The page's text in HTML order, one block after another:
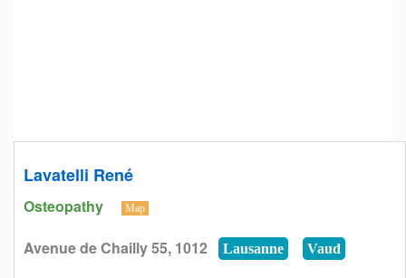
Lavatelli René
Osteopathy Map
Avenue de Chailly 55, 1012 Lausanne Vaud